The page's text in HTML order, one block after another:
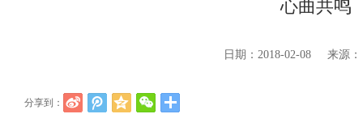
心曲共鸣
日期：2018-02-08 来源
分享到：